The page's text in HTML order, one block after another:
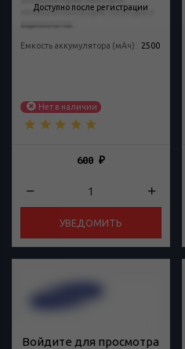
Доступно после регистрации
механических модов, последов и
Емкость аккумулятора (мАч): 2500
Нет в наличии
600₽
УВЕДОМИТЬ
Войдите для просмотра